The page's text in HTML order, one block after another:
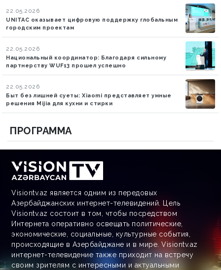
22.05.2026
UNITAC оказывает цифровую поддержку глобальным
городским проектам
22.05.2026
Национальный координатор: Благодаря сильному
партнерству WUF13 прошел успешно
22.05.2026
Быт без лишней суеты: Xiaomi представляет умные
решения Mijia для кухни и стирки
ПРОГРАММА
Visiontv.az является одним из передовых
Азербайджанских интернет-телевидений. Цель
Visiontv.az состоит в том, чтобы посредством
Интернета оперативно освещать политические,
экономические, социальные, культурные события,
происходящие в Азербайджане и в мире. Visiontv.az
интернет-телевидение также приходит на встречу
своим зрителям с интересными и актуальными